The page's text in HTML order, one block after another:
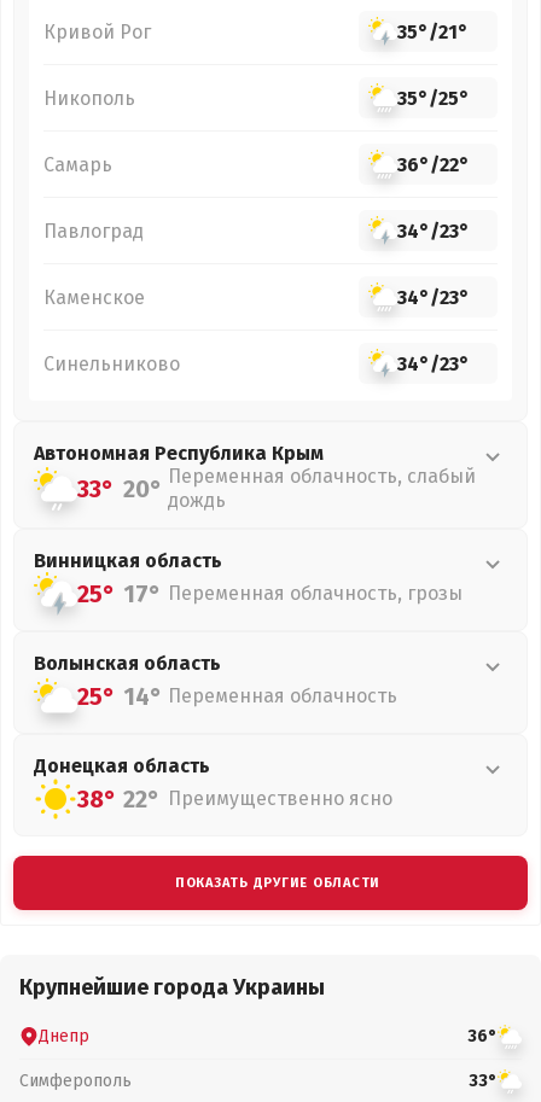
Кривой Рог 35°/21°
Никополь 35°/25°
Самарь 36°/22°
Павлоград 34°/23°
Каменское 34°/23°
Синельниково 34°/23°
Автономная Республика Крым
33° 20° Переменная облачность, слабый
дождь
Винницкая область
25° 17° Переменная облачность, грозы
Волынская область
25° 14° Переменная облачность
Донецкая область
38° 22° Преимущественно ясно
ПОКАЗАТЬ ДРУГИЕ ОБЛАСТИ
Крупнейшие города Украины
Днепр 36°
Симферополь 33°